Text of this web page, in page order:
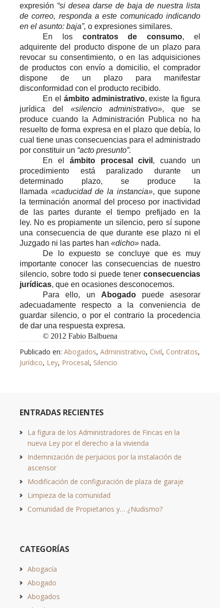
expresión “si desea darse de baja de nuestra lista
de correo, responda a este comunicado indicando
en el asunto: baja”, o expresiones similares.
En los contratos de consumo, el
adquirente del producto dispone de un plazo para
revocar su consentimiento, o en las adquisiciones
de productos con envío a domicilio, el comprador
dispone de un plazo para manifestar
disconformidad con el producto recibido.
En el ámbito administrativo, existe la figura
jurídica del «silencio administrativo», que se
produce cuando la Administración Publica no ha
resuelto de forma expresa en el plazo que debía, lo
cual tiene unas consecuencias para el administrado
por constituir un “acto presunto”.
En el ámbito procesal civil , cuando un
procedimiento está paralizado durante un
determinado plazo, se produce la
llamada «caducidad de la instancia», que supone
la terminación anormal del proceso por inactividad
de las partes durante el tiempo prefijado en la
ley. No es propiamente un silencio, pero sí supone
una consecuencia de que durante ese plazo ni el
Juzgado ni las partes han «dicho» nada.
De lo expuesto se concluye que es muy
importante conocer las consecuencias de nuestro
silencio, sobre todo si puede tener consecuencias
jurídicas, que en ocasiones desconocemos.
Para ello, un Abogadopuede asesorar
adecuadamente respecto a la conveniencia de
guardar silencio, o por el contrario la procedencia
de dar una respuesta expresa.
© 2012 Fabio Balbuena
Publicado en: Abogados, Administrativo, Civil, Contratos,
Jurídico, Ley, Procesal, Silencio
ENTRADAS RECIENTES
La figura de los Administradores de Fincas en la
nueva Ley por el derecho a la vivienda
Indemnización de perjuicios por la instalación de
ascensor
Modificación de configuración de plaza de garaje
Limpieza de la comunidad
Comunidad de Propietarios y… ¿Nudismo?
CATEGORÍAS
Abogacía
Abogado
Abogados